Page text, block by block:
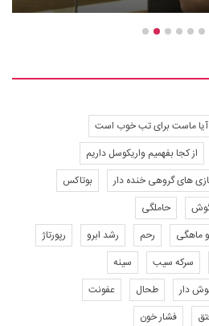
آیا ماست برای تب خوب است
از کجا بفهمیم واریکوسل داریم
های گروهی خنده دار
بوتاکس
حاملگی
ماهگی
رحم رشد ابرو
رپورتاژ
سرکه سیب
سینه
دار
طحال
عفونت
فشار خون